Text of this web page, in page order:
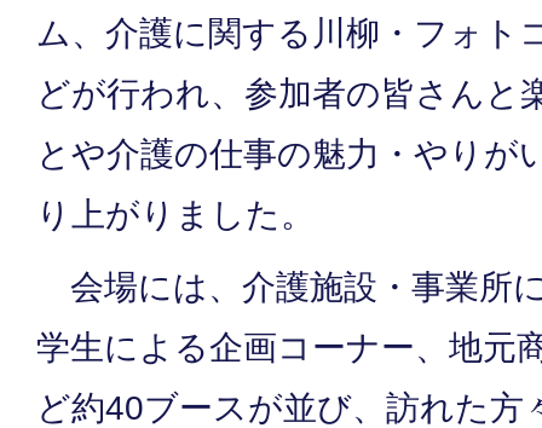
ム、介護に関する川柳・フォト
どが行われ、参加者の皆さんと
とや介護の仕事の魅力・やりが
り上がりました。
会場には、介護施設・事業所
学生による企画コーナー、地元
ど約40ブースが並び、訪れた方